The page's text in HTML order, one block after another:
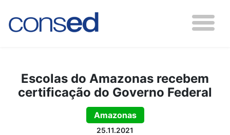
Escolas do Amazonas recebem
certificação do Governo Federal
Amazonas
25.11.2021